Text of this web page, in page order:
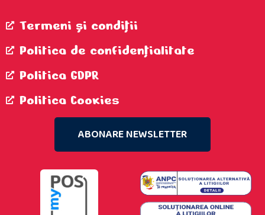
Termeni şi condiţii
Politica de confidenţialitate
Politica GDPR
Politica Cookies
ABONARE NEWSLETTER